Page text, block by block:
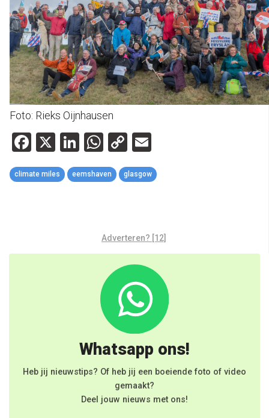
Foto: Rieks Oijnhausen
Facebook
X LinkedIn
WhatsApp
Copy
Link
climate miles eemshaven glasgow
Adverteren? [12]
Whatsapp ons!
Heb jij nieuwstips? Of heb jij een boeiende foto of video
gemaakt?
Deel jouw nieuws met ons!